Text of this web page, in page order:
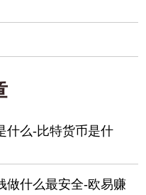
什么-比特货币是什
做什么最安全-欧易赚